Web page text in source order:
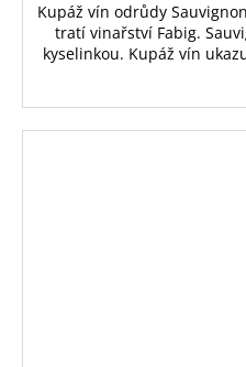
Kupáž vín odrůdy
tratí vinařství Fabig.
kyselinkou. Kupáž vín